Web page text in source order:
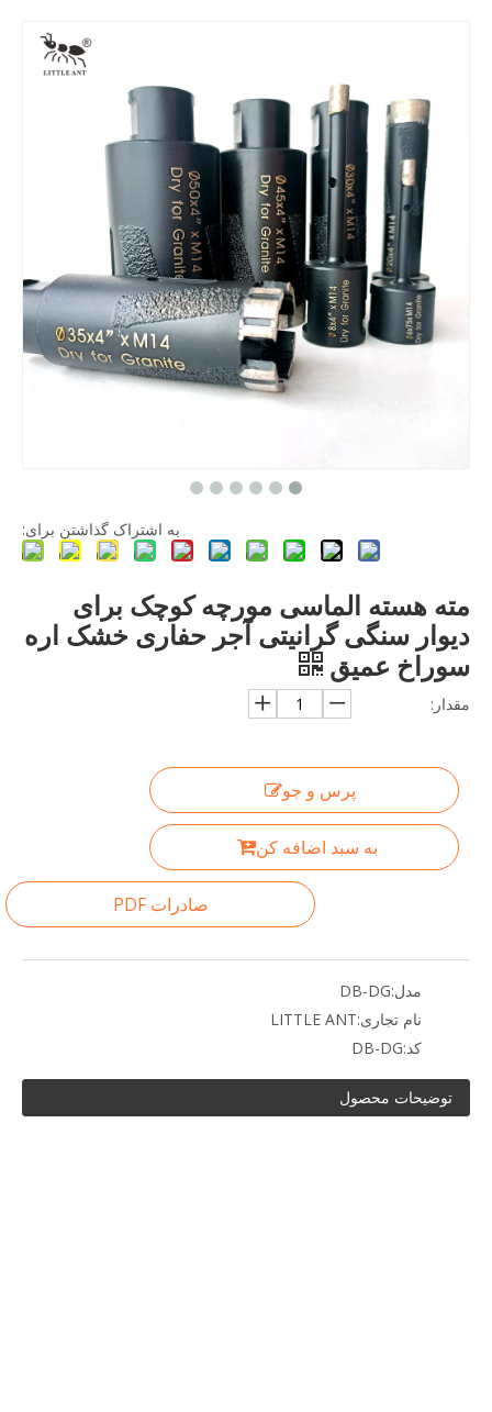
به اشتراک گذاشتن برای:
مته هسته الماسی مورچه کوچک برای
دیوار سنگی گرانیتی آجر حفاری خشک اره
سوراخ عمیق
مقدار:
پرس و جو
به سبد اضافه کن
صادرات PDF
مدل:DB-DG
نام تجاری:LITTLE ANT
کد:DB-DG
توضیحات محصول